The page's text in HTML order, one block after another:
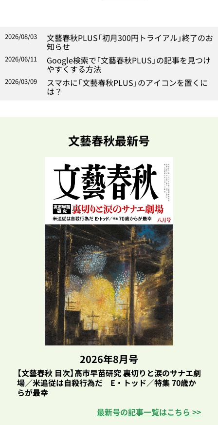
2026/08/03 文藝春秋PLUS「初月300円トライアル」終了のお
知らせ
2026/06/11 Google検索で「文藝春秋PLUS」の記事を見つけ
やすくする方法
2026/03/09 スマホに「文藝春秋PLUS」のアイコンを置くに
は？
文藝春秋最新号
2026年8月号
【文藝春秋 目次】高市早苗研究 裏切りと涙のサナエ劇
場／米追従は自殺行為だ E・トッド／特集 70歳か
らが最幸
最新号の記事一覧はこちら >>